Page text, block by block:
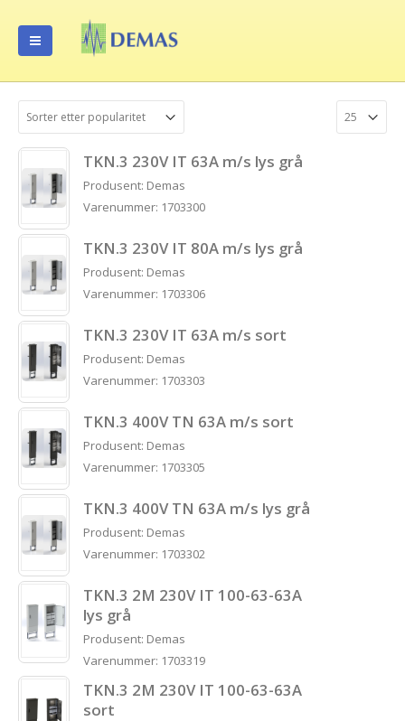
TKN.3 230V IT 63A m/s lys grå
Produsent: Demas
Varenummer: 1703300
TKN.3 230V IT 80A m/s lys grå
Produsent: Demas
Varenummer: 1703306
TKN.3 230V IT 63A m/s sort
Produsent: Demas
Varenummer: 1703303
TKN.3 400V TN 63A m/s sort
Produsent: Demas
Varenummer: 1703305
TKN.3 400V TN 63A m/s lys grå
Produsent: Demas
Varenummer: 1703302
TKN.3 2M 230V IT 100-63-63A
lys grå
Produsent: Demas
Varenummer: 1703319
TKN.3 2M 230V IT 100-63-63A
sort